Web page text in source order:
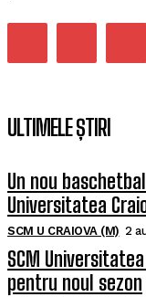
ULTIMELE ȘTIRI
Un nou
Universitatea
SCM U CRAIOVA (M) 2
SCM
pentru noul sezon